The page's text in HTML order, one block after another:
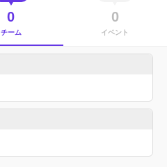
0
チーム
0
イベント